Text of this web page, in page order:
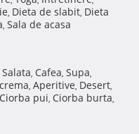
, Dieta de slabit, Dieta
, Sala de acasa
Salata, Cafea, Supa,
, Aperitive, Desert,
Ciorba pui, Ciorba burta,